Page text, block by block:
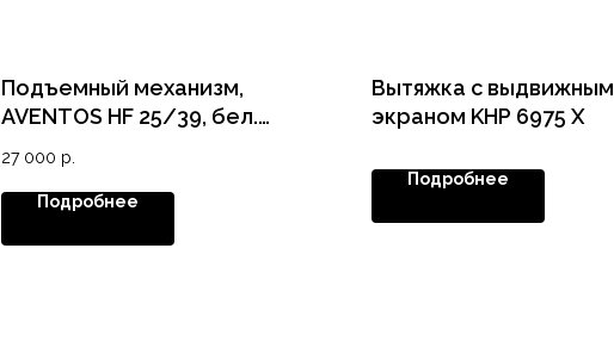
Подъемный механизм,
AVENTOS HF 25/39, бел.
крестообразные с винтом
для петель)
27 000 р.
Подробнее
Вытяжка с выдвижным
экраном KHP 6975 X
Подробнее